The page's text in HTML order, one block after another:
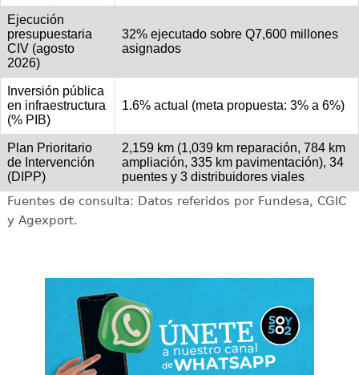
Ejecución
presupuestaria
CIV (agosto
2026)
32% ejecutado sobre Q7,600 millones
asignados
Inversión pública
en infraestructura
(% PIB)
1.6% actual (meta propuesta: 3% a 6%)
Plan Prioritario
de Intervención
(DIPP)
2,159 km (1,039 km reparación, 784 km
ampliación, 335 km pavimentación), 34
puentes y 3 distribuidores viales
Fuentes de consulta: Datos referidos por Fundesa, CGIC
y Agexport.